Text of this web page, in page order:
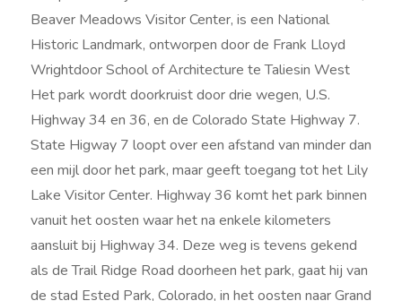
Beaver Meadows Visitor Center, is een National
Historic Landmark, ontworpen door de Frank Lloyd
Wrightdoor School of Architecture te Taliesin West
Het park wordt doorkruist door drie wegen, U.S.
Highway 34 en 36, en de Colorado State Highway 7.
State Higway 7 loopt over een afstand van minder dan
een mijl door het park, maar geeft toegang tot het Lily
Lake Visitor Center. Highway 36 komt het park binnen
vanuit het oosten waar het na enkele kilometers
aansluit bij Highway 34. Deze weg is tevens gekend
als de Trail Ridge Road doorheen het park, gaat hij van
de stad Ested Park, Colorado, in het oosten naar Grand